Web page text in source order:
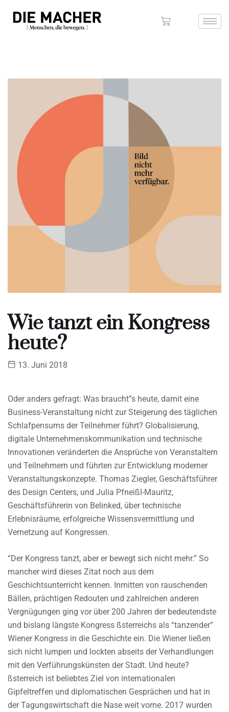
Wie tanzt ein Kongress
heute?
13. Juni 2018
Oder anders gefragt: Was braucht”s heute, damit eine
Business-Veranstaltung nicht zur Steigerung des täglichen
Schlafpensums der Teilnehmer führt? Globalisierung,
digitale Unternehmenskommunikation und technische
Innovationen veränderten die Ansprüche von Veranstaltern
und Teilnehmern und führten zur Entwicklung moderner
Veranstaltungskonzepte. Thomas Ziegler, Geschäftsführer
des Design Centers, und Julia Pfneißl-Mauritz,
Geschäftsführerin von Belinked, über technische
Erlebnisräume, erfolgreiche Wissensvermittlung und
Vernetzung auf Kongressen.
“Der Kongress tanzt, aber er bewegt sich nicht mehr.” So
mancher wird dieses Zitat noch aus dem
Geschichtsunterricht kennen. Inmitten von rauschenden
Bällen, prächtigen Redouten und zahlreichen anderen
Vergnügungen ging vor über 200 Jahren der bedeutendste
und bislang längste Kongress ßsterreichs als “tanzender”
Wiener Kongress in die Geschichte ein. Die Wiener ließen
sich nicht lumpen und lockten abseits der Verhandlungen
mit den Verführungskünsten der Stadt. Und heute?
ßsterreich ist beliebtes Ziel von internationalen
Gipfeltreffen und diplomatischen Gesprächen und hat in
der Tagungswirtschaft die Nase weit vorne. 2017 wurden